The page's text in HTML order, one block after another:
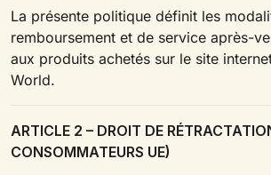
La présente politique définit les
remboursement et de service après-
aux produits achetés sur le site
World.
ARTICLE 2 – DROIT DE
CONSOMMATEURS UE)